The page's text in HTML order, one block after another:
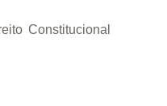
Constitucional